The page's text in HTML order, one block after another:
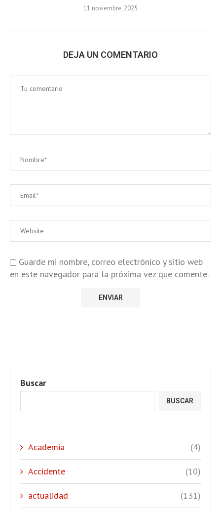
11 noviembre, 2025
DEJA UN COMENTARIO
Guarde mi nombre, correo electrónico y sitio web
en este navegador para la próxima vez que comente.
Buscar
BUSCAR
Academia (4)
Accidente (10)
actualidad (131)